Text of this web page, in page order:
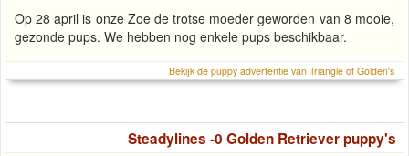
Op 28 april is onze Zoe de trotse moeder geworden van 8 mooie,
gezonde pups. We hebben nog enkele pups beschikbaar.
Bekijk de puppy advertentie van Triangle of Golden's
Steadylines -0 Golden Retriever puppy's